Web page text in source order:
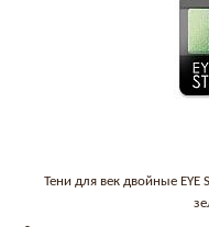
Тени для век двойные